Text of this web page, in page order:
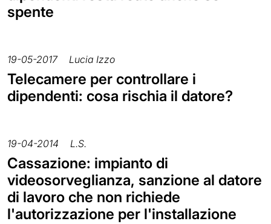
spente
19-05-2017 Lucia Izzo
Telecamere per controllare i
dipendenti: cosa rischia il datore?
19-04-2014 L.S.
Cassazione: impianto di
videosorveglianza, sanzione al datore
di lavoro che non richiede
l'autorizzazione per l'installazione